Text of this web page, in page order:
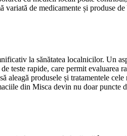
de medicamente și produse
la sănătatea localnicilor. Un
teste rapide, care permit evaluarea
aleagă produsele și tratamentele
din Misca devin nu doar puncte